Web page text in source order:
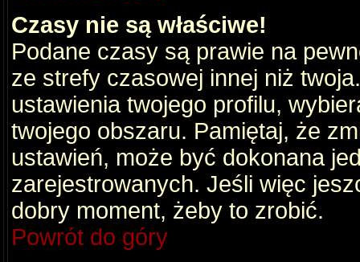
Czasy nie są właściwe!
Podane czasy są prawie na
ze strefy czasowej innej niż
ustawienia twojego profilu,
twojego obszaru. Pamiętaj, że
ustawień, może być dokonana
zarejestrowanych. Jeśli więc
dobry moment, żeby to zrobić.
Powrót do góry